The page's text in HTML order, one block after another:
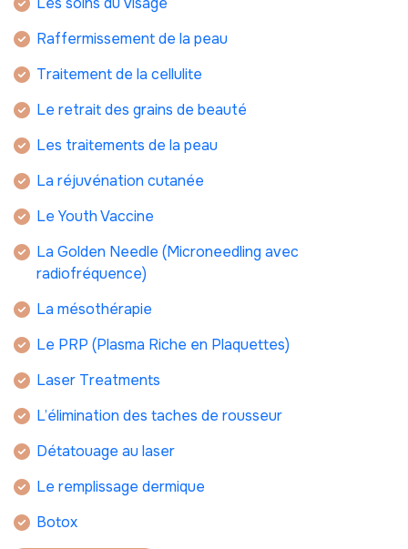
Raffermissement de la peau
Traitement de la cellulite
Le retrait des grains de beauté
Les traitements de la peau
La réjuvénation cutanée
Le Youth Vaccine
La Golden Needle (Microneedling avec
radiofréquence)
La mésothérapie
Le PRP (Plasma Riche en Plaquettes)
Laser Treatments
L’élimination des taches de rousseur
Détatouage au laser
Le remplissage dermique
Botox